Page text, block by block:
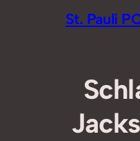
St. Pauli